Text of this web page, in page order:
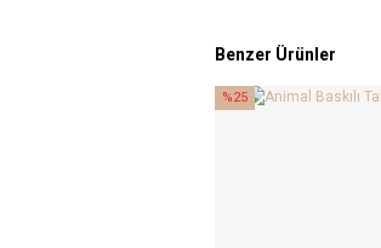
Benzer Ürünler
%25